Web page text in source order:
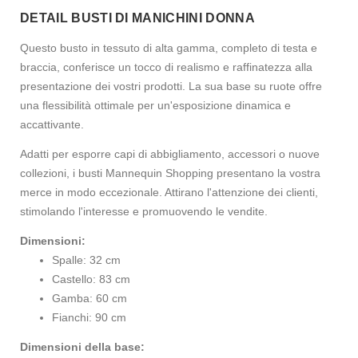
DETAIL BUSTI DI MANICHINI DONNA
Questo busto in tessuto di alta gamma, completo di testa e
braccia, conferisce un tocco di realismo e raffinatezza alla
presentazione dei vostri prodotti. La sua base su ruote offre
una flessibilità ottimale per un'esposizione dinamica e
accattivante.
Adatti per esporre capi di abbigliamento, accessori o nuove
collezioni, i busti Mannequin Shopping presentano la vostra
merce in modo eccezionale. Attirano l'attenzione dei clienti,
stimolando l'interesse e promuovendo le vendite.
Dimensioni:
Spalle: 32 cm
Castello: 83 cm
Gamba: 60 cm
Fianchi: 90 cm
Dimensioni della base: